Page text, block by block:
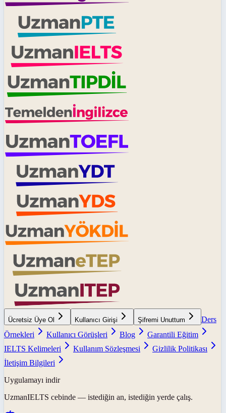
Ücretsiz Üye Ol Kullanıcı Girişi Şifremi Unuttum
Ders
Örnekleri
Kullanıcı Görüşleri Blog
Garantili Eğitim
IELTS Kelimeleri
Kullanım Sözleşmesi
Gizlilik Politikası
İletişim Bilgileri
Uygulamayı indir
UzmanIELTS cebinde — istediğin an, istediğin yerde çalış.